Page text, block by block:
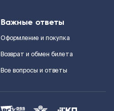
Важные ответы
Оформление и покупка
Возврат и обмен билета
Все вопросы и ответы